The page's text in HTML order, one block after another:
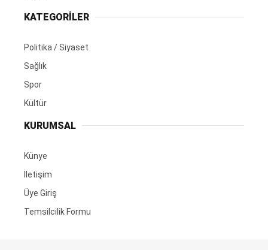
KATEGORİLER
Politika / Siyaset
Sağlık
Spor
Kültür
KURUMSAL
Künye
İletişim
Üye Giriş
Temsilcilik Formu